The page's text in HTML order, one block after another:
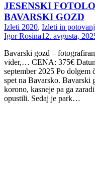
JESENSKI
BAVARSKI GOZD
Izleti 2020, Izleti in
Igor Rosina12. avgusta,
Bavarski gozd –
vider,… CENA: 375€
september 2025 Po dolgem
spet na Bavarsko. Bavarski
korono, kasneje pa ga
opustili. Sedaj je park…